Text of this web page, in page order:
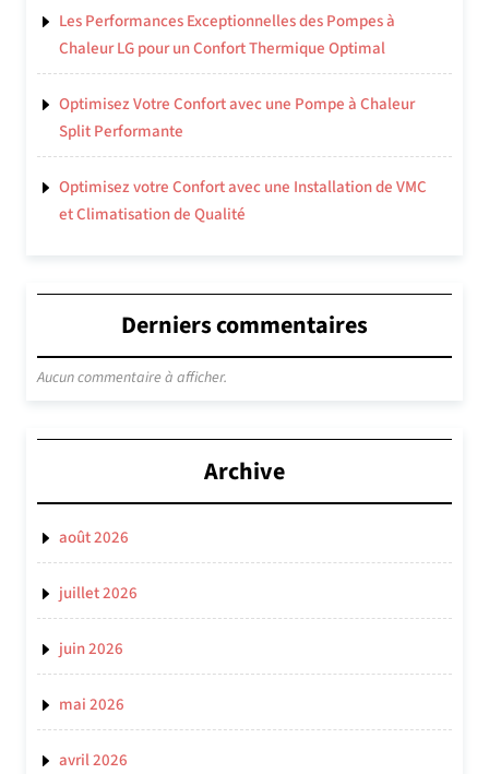
Les Performances Exceptionnelles des Pompes à
Chaleur LG pour un Confort Thermique Optimal
Optimisez Votre Confort avec une Pompe à Chaleur
Split Performante
Optimisez votre Confort avec une Installation de VMC
et Climatisation de Qualité
Derniers commentaires
Aucun commentaire à afficher.
Archive
août 2026
juillet 2026
juin 2026
mai 2026
avril 2026